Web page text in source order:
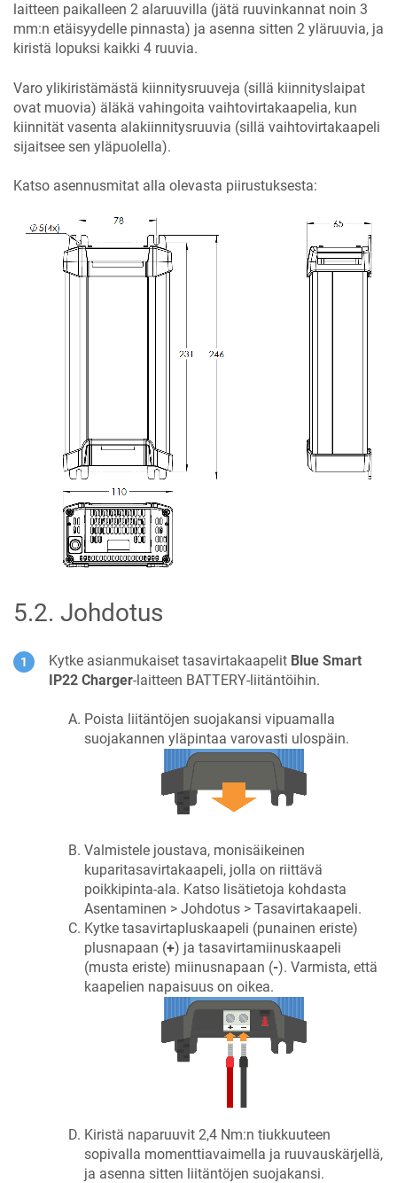
laitteen paikalleen 2 alaruuvilla (jätä ruuvinkannat noin 3
mm:n etäisyydelle pinnasta) ja asenna sitten 2 yläruuvia, ja
kiristä lopuksi kaikki 4 ruuvia.
Varo ylikiristämästä kiinnitysruuveja (sillä kiinnityslaipat
ovat muovia) äläkä vahingoita vaihtovirtakaapelia, kun
kiinnität vasenta alakiinnitysruuvia (sillä vaihtovirtakaapeli
sijaitsee sen yläpuolella).
Katso asennusmitat alla olevasta piirustuksesta:
5.2. Johdotus
Kytke asianmukaiset tasavirtakaapelit Blue Smart
IP22 Charger-laitteen BATTERY-liitäntöihin.
Poista liitäntöjen suojakansi vipuamalla
suojakannen yläpintaa varovasti ulospäin.
Valmistele joustava, monisäikeinen
kuparitasavirtakaapeli, jolla on riittävä
poikkipinta-ala. Katso lisätietoja kohdasta
Asentaminen > Johdotus > Tasavirtakaapeli.
Kytke tasavirtapluskaapeli (punainen eriste)
plusnapaan (+) ja tasavirtamiinuskaapeli
(musta eriste) miinusnapaan (-). Varmista, että
kaapelien napaisuus on oikea.
Kiristä naparuuvit 2,4 Nm:n tiukkuuteen
sopivalla momenttiavaimella ja ruuvauskärjellä,
ja asenna sitten liitäntöjen suojakansi.